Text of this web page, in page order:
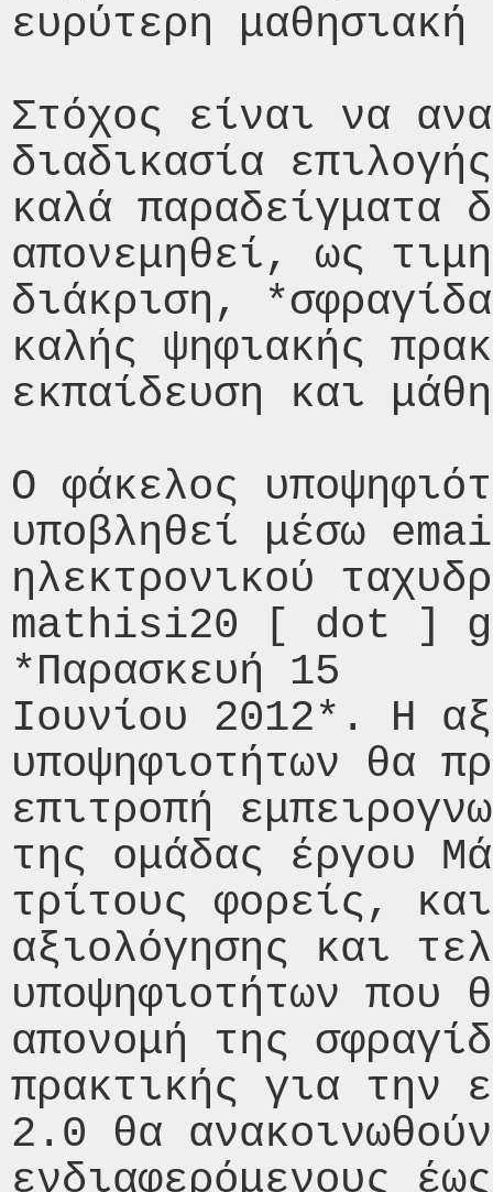
ευρύτερη
Στόχος είναι να
διαδικασία
καλά παραδείγματα
απονεμηθεί, ως
διάκριση, *σφραγίδα
καλής ψηφιακής
εκπαίδευση και
Ο φάκελος
υποβληθεί μέσω
ηλεκτρονικού
mathisi20 [ dot ]
*Παρασκευή 15
Ιουνίου 2012*. Η
υποψηφιοτήτων θα
επιτροπή
της ομάδας έργου
τρίτους φορείς,
αξιολόγησης και
υποψηφιοτήτων που
απονομή της
πρακτικής για την
2.0 θα
ενδιαφερόμενους